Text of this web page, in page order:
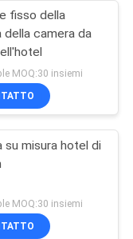
fisso della
della camera da
MOQ:30 insiemi
su misura hotel di
MOQ:30 insiemi